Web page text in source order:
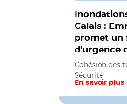
Calais :
promet un
d'urgence
Cohésion des
Sécurité
En savoir plus